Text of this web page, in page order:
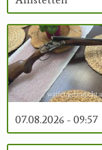
07.08.2026 - 09:57